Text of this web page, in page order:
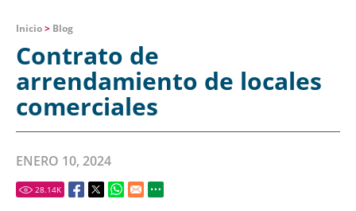
Inicio> Blog
Contrato de
arrendamiento de locales
comerciales
ENERO 10, 2024
28.14K